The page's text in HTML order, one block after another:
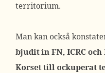
territorium.
Man kan också
bjudit in FN, ICRC
Korset till ockuperat